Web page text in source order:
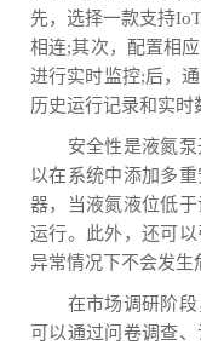
先，选择一款支持
相连;其次，配置相
进行实时监控;后，
历史运行记录和实时
安全性是液氮泵
以在系统中添加多
器，当液氮液位低
运行。此外，还可
异常情况下不会发生
在市场调研阶段，
可以通过问卷调查